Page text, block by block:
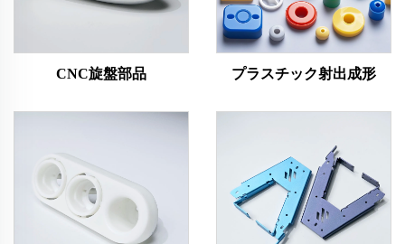
CNC旋盤部品 プラスチック射出成形